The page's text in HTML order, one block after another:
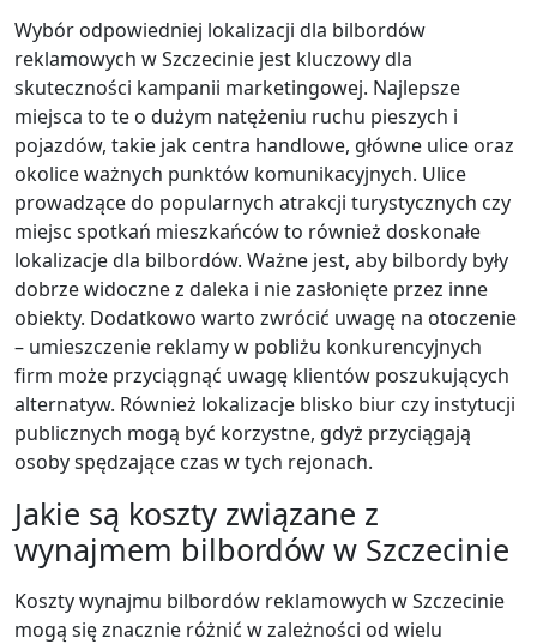
Wybór odpowiedniej lokalizacji dla bilbordów
reklamowych w Szczecinie jest kluczowy dla
skuteczności kampanii marketingowej. Najlepsze
miejsca to te o dużym natężeniu ruchu pieszych i
pojazdów, takie jak centra handlowe, główne ulice oraz
okolice ważnych punktów komunikacyjnych. Ulice
prowadzące do popularnych atrakcji turystycznych czy
miejsc spotkań mieszkańców to również doskonałe
lokalizacje dla bilbordów. Ważne jest, aby bilbordy były
dobrze widoczne z daleka i nie zasłonięte przez inne
obiekty. Dodatkowo warto zwrócić uwagę na otoczenie
– umieszczenie reklamy w pobliżu konkurencyjnych
firm może przyciągnąć uwagę klientów poszukujących
alternatyw. Również lokalizacje blisko biur czy instytucji
publicznych mogą być korzystne, gdyż przyciągają
osoby spędzające czas w tych rejonach.
Jakie są koszty związane z
wynajmem bilbordów w Szczecinie
Koszty wynajmu bilbordów reklamowych w Szczecinie
mogą się znacznie różnić w zależności od wielu